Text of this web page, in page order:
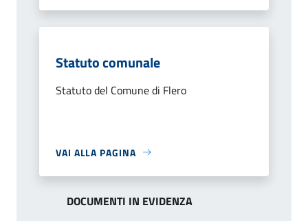
Statuto comunale
Statuto del Comune di Flero
VAI ALLA PAGINA
DOCUMENTI IN EVIDENZA